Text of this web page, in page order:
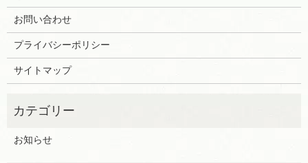
お問い合わせ
プライバシーポリシー
サイトマップ
お知らせ